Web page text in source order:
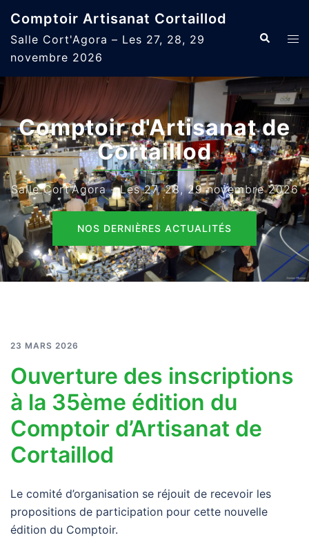
contenu
Comptoir Artisanat Cortaillod
Salle Cort'Agora – Les 27, 28, 29
novembre 2026
Comptoir d'Artisanat de
Cortaillod
Salle Cort'Agora - Les 27, 28, 29 novembre 2026
NOS DERNIÈRES ACTUALITÉS
23 MARS 2026
Ouverture des inscriptions
à la 35ème édition du
Comptoir d’Artisanat de
Cortaillod
Le comité d’organisation se réjouit de recevoir les
propositions de participation pour cette nouvelle
édition du Comptoir.